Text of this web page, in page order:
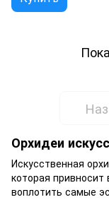
Орхидеи
Искусственная
которая привносит
воплотить самые